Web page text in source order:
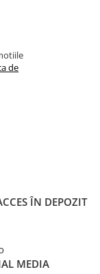
de
ÎN DEPOZIT
MEDIA